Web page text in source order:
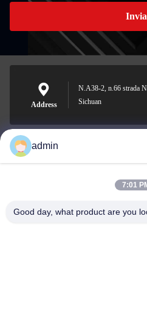
Invia
Address
N.A38-2, n.66 strada
Sichuan
Nero@enlaibio.com
admin
7:01
Good day, what product are you